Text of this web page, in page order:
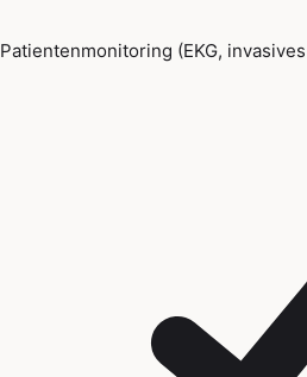
Patientenmonitoring (EKG,